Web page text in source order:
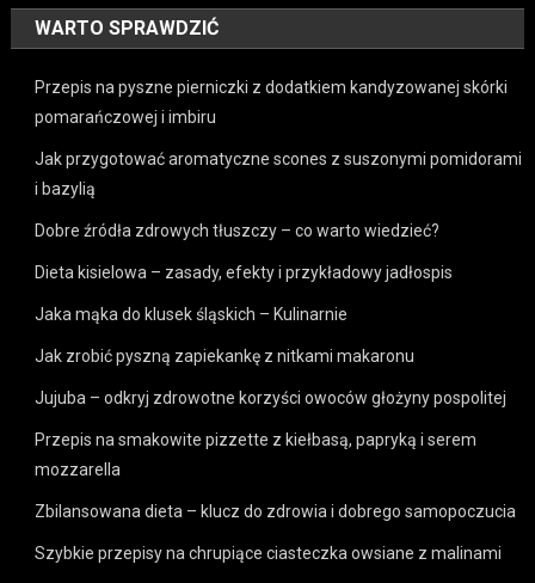
WARTO SPRAWDZIĆ
Przepis na pyszne pierniczki z dodatkiem kandyzowanej skórki
pomarańczowej i imbiru
Jak przygotować aromatyczne scones z suszonymi pomidorami
i bazylią
Dobre źródła zdrowych tłuszczy – co warto wiedzieć?
Dieta kisielowa – zasady, efekty i przykładowy jadłospis
Jaka mąka do klusek śląskich – Kulinarnie
Jak zrobić pyszną zapiekankę z nitkami makaronu
Jujuba – odkryj zdrowotne korzyści owoców głożyny pospolitej
Przepis na smakowite pizzette z kiełbasą, papryką i serem
mozzarella
Zbilansowana dieta – klucz do zdrowia i dobrego samopoczucia
Szybkie przepisy na chrupiące ciasteczka owsiane z malinami